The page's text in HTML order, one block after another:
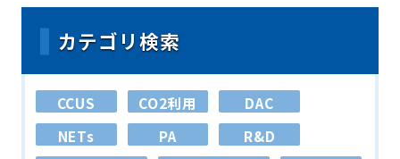
カテゴリ検索
CCUS CO2利用
DAC
NETs
PA
R&D